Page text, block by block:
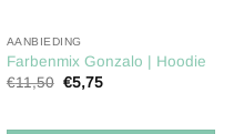
AANBIEDING
Farbenmix Gonzalo | Hoodie
€11,50 Oorspronkelijke
prijs
€5,75Huidige